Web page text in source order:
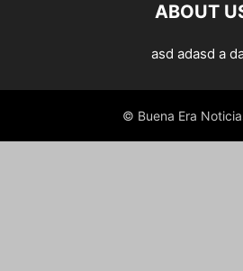
ABOUT
asd adasd a
© Buena Era